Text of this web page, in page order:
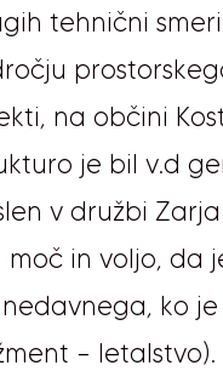
tehnični
na občini
je bil v.d
v družbi Zarja
in voljo, da
nedavnega, ko
– letalstvo).